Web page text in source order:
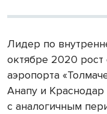
Лидер по
октябре 2020
аэропорта
Анапу и Краснодар
с аналогичным